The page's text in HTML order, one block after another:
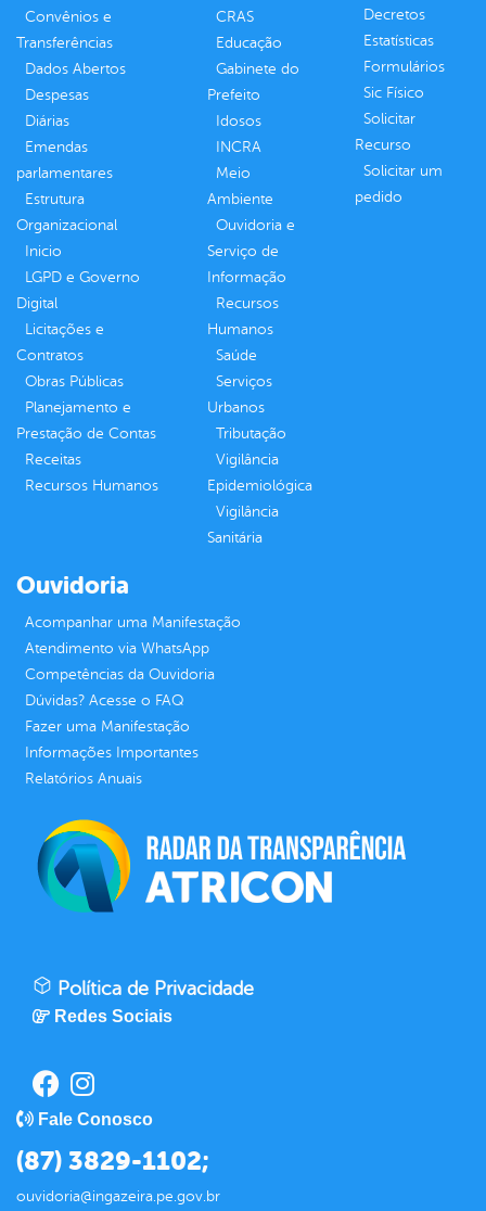
Convênios e
Transferências
Dados Abertos
Despesas
Diárias
Emendas
parlamentares
Estrutura
Organizacional
Inicio
LGPD e Governo
Digital
Licitações e
Contratos
Obras Públicas
Planejamento e
Prestação de Contas
Receitas
Recursos Humanos
CRAS
Educação
Gabinete do
Prefeito
Idosos
INCRA
Meio
Ambiente
Ouvidoria e
Serviço de
Informação
Recursos
Humanos
Saúde
Serviços
Urbanos
Tributação
Vigilância
Epidemiológica
Vigilância
Sanitária
Decretos
Estatísticas
Formulários
Sic Físico
Solicitar
Recurso
Solicitar um
pedido
Ouvidoria
Acompanhar uma Manifestação
Atendimento via WhatsApp
Competências da Ouvidoria
Dúvidas? Acesse o FAQ
Fazer uma Manifestação
Informações Importantes
Relatórios Anuais
Política de Privacidade
Redes Sociais
Fale Conosco
(87) 3829-1102;
ouvidoria@ingazeira.pe.gov.br